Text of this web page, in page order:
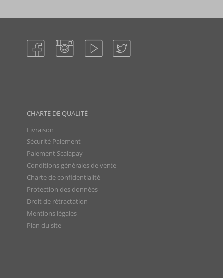
CHARTE DE QUALITÉ
Livraison
Sécurité Paiement
Paiement Scalapay
Conditions générales de vente
Charte de confidentialité
Protection des données
Droit de rétractation
Mentions légales
Plan du site